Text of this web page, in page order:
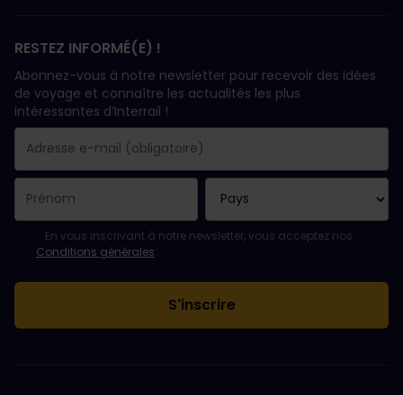
RESTEZ INFORMÉ(E) !
Abonnez-vous à notre newsletter pour recevoir des idées
de voyage et connaître les actualités les plus
intéressantes d’Interrail !
Le champ adresse e-mail est obligatoire.
L'adresse e-mail n'est pas valide !
L'inscription à la newsletter a échoué. Veuillez réessayer
Vous êtes déjà abonné(e) à cette newsletter.
Veuillez accepter les conditions générales pour vous inscrire à
En vous inscrivant à notre newsletter, vous acceptez nos
Conditions générales.